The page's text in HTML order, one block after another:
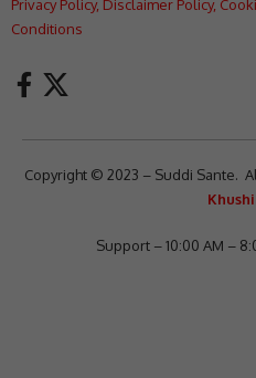
Privacy Policy, Disclaimer Policy,
Conditions
Copyright © 2023 – Suddi Sante.
Support – 10:00 AM –